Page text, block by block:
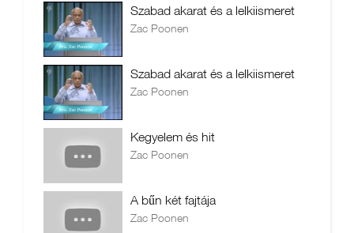
Szabad akarat és a lelkiismeret
Zac Poonen
Szabad akarat és a lelkiismeret
Zac Poonen
Kegyelem és hit
Zac Poonen
A bűn két fajtája
Zac Poonen